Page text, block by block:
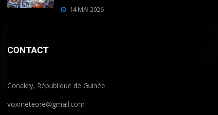
14 MAI 2026
CONTACT
Conakry, République de Guinée
voxmeteore@gmail.com